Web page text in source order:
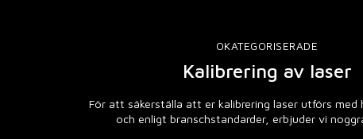
OKATEGORISERADE
Kalibrering av laser
För att säkerställa att er kalibrering laser utförs med
och enligt branschstandarder, erbjuder vi